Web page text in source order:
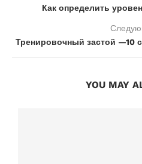
Как определить
Тренировочный застой —10
YOU MAY